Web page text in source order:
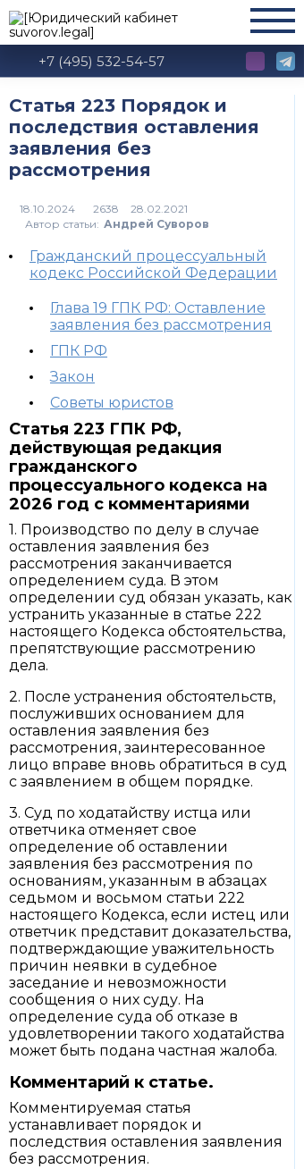
+7 (495) 532-54-57
Статья 223 Порядок и
последствия оставления
заявления без
рассмотрения
2638
Автор статьи: Андрей Суворов
Гражданский процессуальный
кодекс Российской Федерации
Глава 19 ГПК РФ: Оставление
заявления без рассмотрения
ГПК РФ
Закон
Советы юристов
Статья 223 ГПК РФ,
действующая редакция
гражданского
процессуального кодекса на
2026 год с комментариями
1. Производство по делу в случае
оставления заявления без
рассмотрения заканчивается
определением суда. В этом
определении суд обязан указать, как
устранить указанные в статье 222
настоящего Кодекса обстоятельства,
препятствующие рассмотрению
дела.
2. После устранения обстоятельств,
послуживших основанием для
оставления заявления без
рассмотрения, заинтересованное
лицо вправе вновь обратиться в суд
с заявлением в общем порядке.
3. Суд по ходатайству истца или
ответчика отменяет свое
определение об оставлении
заявления без рассмотрения по
основаниям, указанным в абзацах
седьмом и восьмом статьи 222
настоящего Кодекса, если истец или
ответчик представит доказательства,
подтверждающие уважительность
причин неявки в судебное
заседание и невозможности
сообщения о них суду. На
определение суда об отказе в
удовлетворении такого ходатайства
может быть подана частная жалоба.
Комментарий к статье.
Комментируемая статья
устанавливает порядок и
последствия оставления заявления
без рассмотрения.